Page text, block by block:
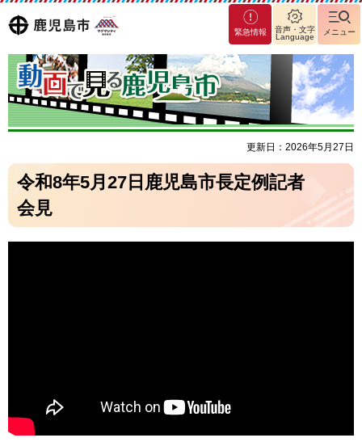
鹿児島
市
マグ
マシ
ティ
鹿児
島市
緊急情報
音声・文字
Language
メニュー
更新日：2026年5月27日
令和8年5月27日鹿児島市長定例記者
会見